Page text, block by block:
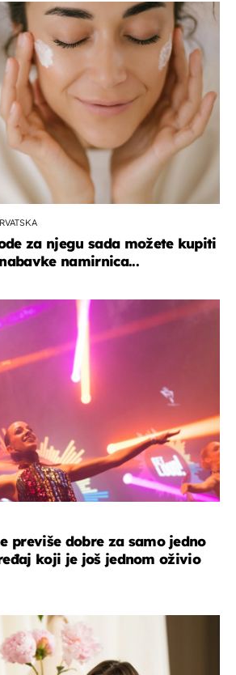
za njegu sada možete kupiti
namirnica...
previše dobre za samo jedno
koji je još jednom oživio